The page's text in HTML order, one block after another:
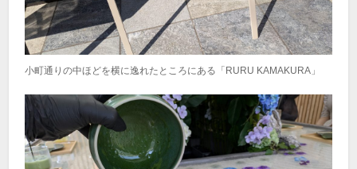
小町通りの中ほどを横に逸れたところにある「RURU KAMAKURA」